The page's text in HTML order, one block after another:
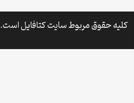
کلیه حقوق مربوط سایت کتافایل است.